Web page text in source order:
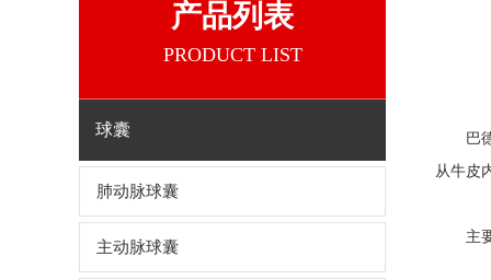
产品列表
PRODUCT LIST
球囊
肺动脉球囊
主动脉球囊
巴
从牛皮
主要